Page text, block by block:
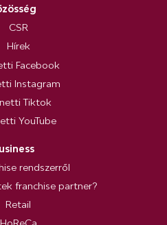
CSR
Hírek
Facebook
Instagram
Tiktok
YouTube
rendszerről
franchise partner?
Retail